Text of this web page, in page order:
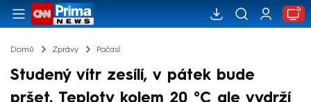
Domů Zprávy Počasí
Studený vítr zesílí, v pátek bude
pršet. Teploty kolem 20 °C ale vydrží